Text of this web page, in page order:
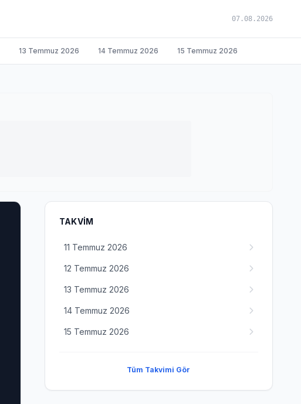
07.08.2026
13 Temmuz 2026 14 Temmuz 2026 15 Temmuz 2026
TAKVIM
11 Temmuz 2026
12 Temmuz 2026
13 Temmuz 2026
14 Temmuz 2026
15 Temmuz 2026
Tüm Takvimi Gör